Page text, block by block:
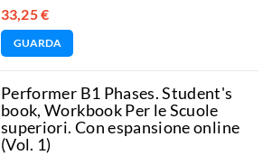
33,25 €
GUARDA
Performer B1 Phases. Student's
book, Workbook Per le Scuole
superiori. Con espansione online
(Vol. 1)